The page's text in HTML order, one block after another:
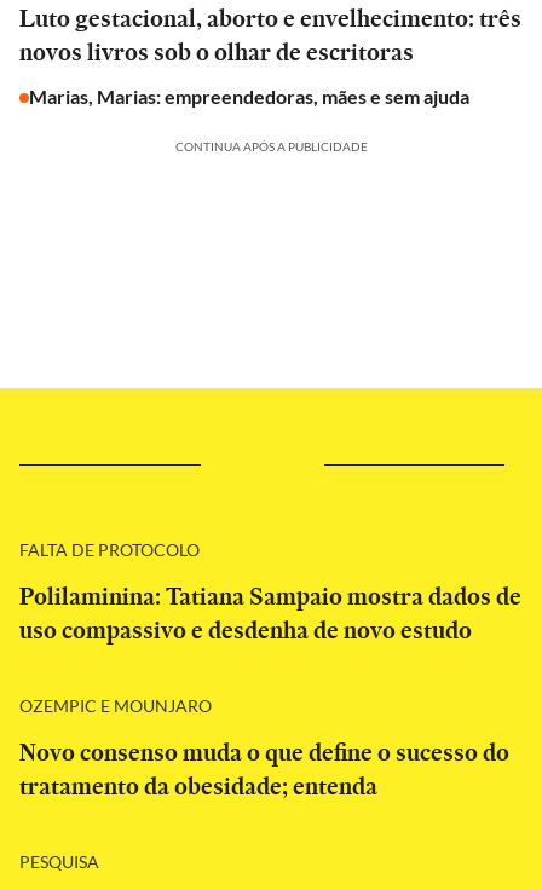
Luto gestacional, aborto e envelhecimento: três
novos livros sob o olhar de escritoras
Marias, Marias: empreendedoras, mães e sem ajuda
CONTINUA APÓS A PUBLICIDADE
FALTA DE PROTOCOLO
Polilaminina: Tatiana Sampaio mostra dados de
uso compassivo e desdenha de novo estudo
OZEMPIC E MOUNJARO
Novo consenso muda o que define o sucesso do
tratamento da obesidade; entenda
PESQUISA